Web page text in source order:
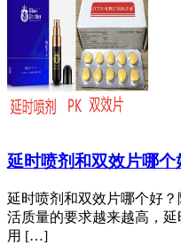
延时喷剂和双效片哪个
延时喷剂和双效片哪个好
活质量的要求越来越高，
用 […]